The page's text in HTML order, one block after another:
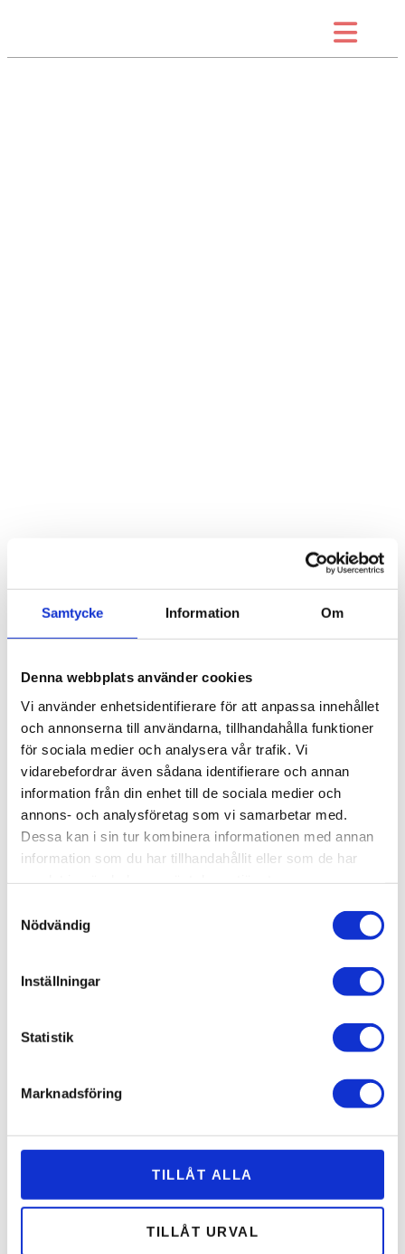
Samtycke Information Om
Denna webbplats använder cookies
Vi använder enhetsidentifierare för att anpassa innehållet
och annonserna till användarna, tillhandahålla funktioner
för sociala medier och analysera vår trafik. Vi
vidarebefordrar även sådana identifierare och annan
information från din enhet till de sociala medier och
annons- och analysföretag som vi samarbetar med.
Dessa kan i sin tur kombinera informationen med annan
information som du har tillhandahållit eller som de har
Nödvändig
Inställningar
Statistik
Marknadsföring
TILLÅT ALLA
TILLÅT URVAL
Dag-lunch 31 maj
Fira mamma den 31 maj med en god lunch på
Brunnsrestaurangen! På buffé väljer ni mellan två
huvudrätter och sedan väntar en ljuvlig bit
äter samma meny men till ett lägre pris.